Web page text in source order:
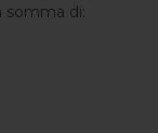
somma di: